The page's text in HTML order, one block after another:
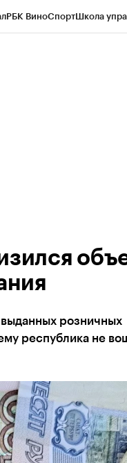
РБК ВиноСпортШкола
выданных розничных
республика не